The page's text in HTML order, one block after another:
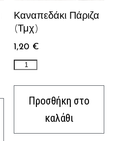
Καναπεδάκι Πάριζα
(τμχ)
1,20 €
Προσθήκη στο
καλάθι